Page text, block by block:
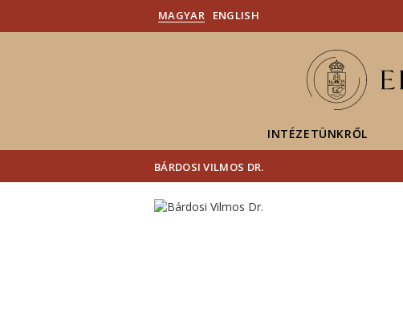
MAGYAR ENGLISH
INTÉZETÜNKRŐL
BÁRDOSI VILMOS DR.